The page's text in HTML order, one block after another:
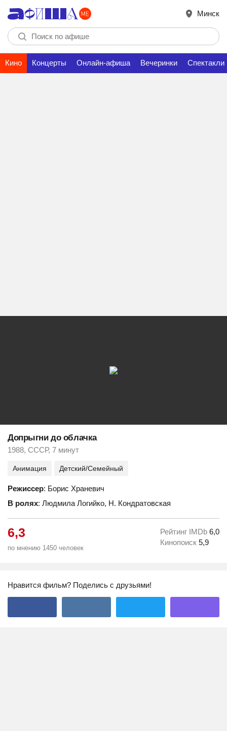
Минск
Кино Концерты Онлайн-афиша Вечеринки Спектакли
Допрыгни до облачка
1988, СССР, 7 минут
Анимация Детский/Семейный
Режиссер: Борис Храневич
В ролях: Людмила Логийко, Н. Кондратовская
6,3
по мнению 1450 человек
Рейтинг IMDb 6,0
Кинопоиск 5,9
Нравится фильм? Поделись с друзьями!